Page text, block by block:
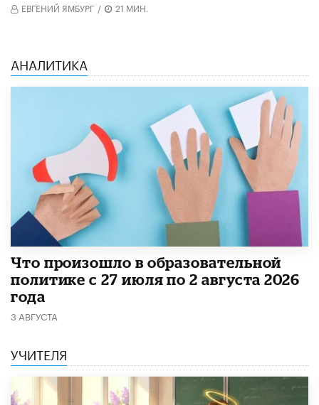
ЕВГЕНИЙ ЯМБУРГ / 21 МИН.
АНАЛИТИКА
​Что произошло в образовательной
политике с 27 июля по 2 августа 2026
года
3 АВГУСТА
УЧИТЕЛЯ